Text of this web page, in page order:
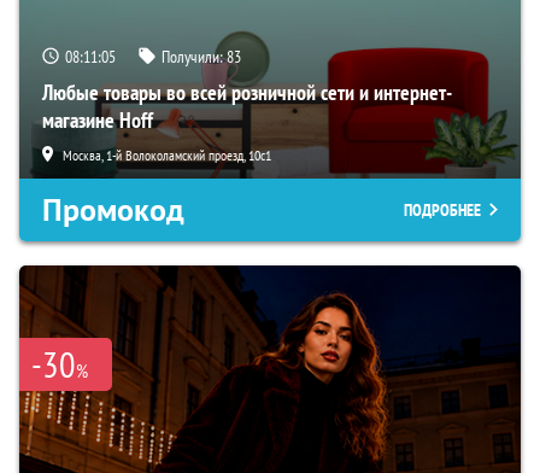
08:11:04 Получили:83
Любые товары во всей розничной сети и интернет-
магазине Hoff
Москва, 1-й Волоколамский проезд, 10с1
Промокод ПОДРОБНЕЕ
-30%